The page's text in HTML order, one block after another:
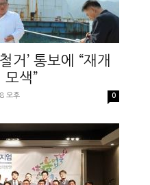
거’ 통보에 “재개
모색”
오후 0